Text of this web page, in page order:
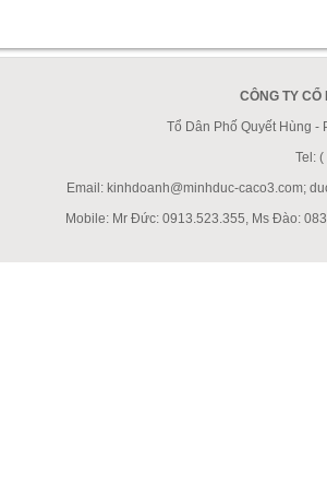
CÔNG TY
Tổ Dân Phố Quyết Hùng
Tel:
Email: kinhdoanh@minhduc-caco3.com;
Mobile: Mr Đức: 0913.523.355, Ms Đào: